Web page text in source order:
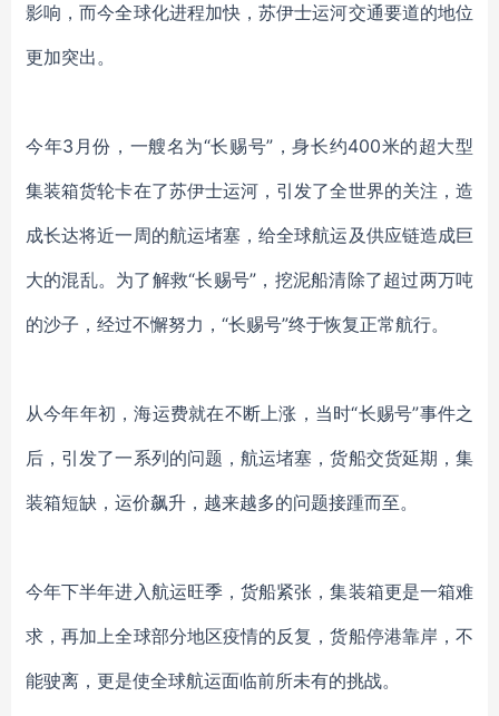
影响，而今全球化进程加快，苏伊士运河交通要道的地位
更加突出。
今年3月份，一艘名为“长赐号”，身长约400米的超大型
集装箱货轮卡在了苏伊士运河，引发了全世界的关注，造
成长达将近一周的航运堵塞，给全球航运及供应链造成巨
大的混乱。为了解救“长赐号”，挖泥船清除了超过两万吨
的沙子，经过不懈努力，“长赐号”终于恢复正常航行。
从今年年初，海运费就在不断上涨，当时“长赐号”事件之
后，引发了一系列的问题，航运堵塞，货船交货延期，集
装箱短缺，运价飙升，越来越多的问题接踵而至。
今年下半年进入航运旺季，货船紧张，集装箱更是一箱难
求，再加上全球部分地区疫情的反复，货船停港靠岸，不
能驶离，更是使全球航运面临前所未有的挑战。